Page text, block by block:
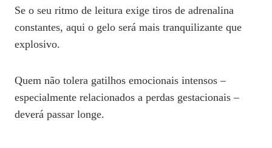
Se o seu ritmo de leitura exige tiros de adrenalina
constantes, aqui o gelo será mais tranquilizante que
explosivo.
Quem não tolera gatilhos emocionais intensos –
especialmente relacionados a perdas gestacionais –
deverá passar longe.